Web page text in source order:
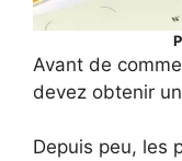
Avant de
devez obtenir
Depuis peu, les